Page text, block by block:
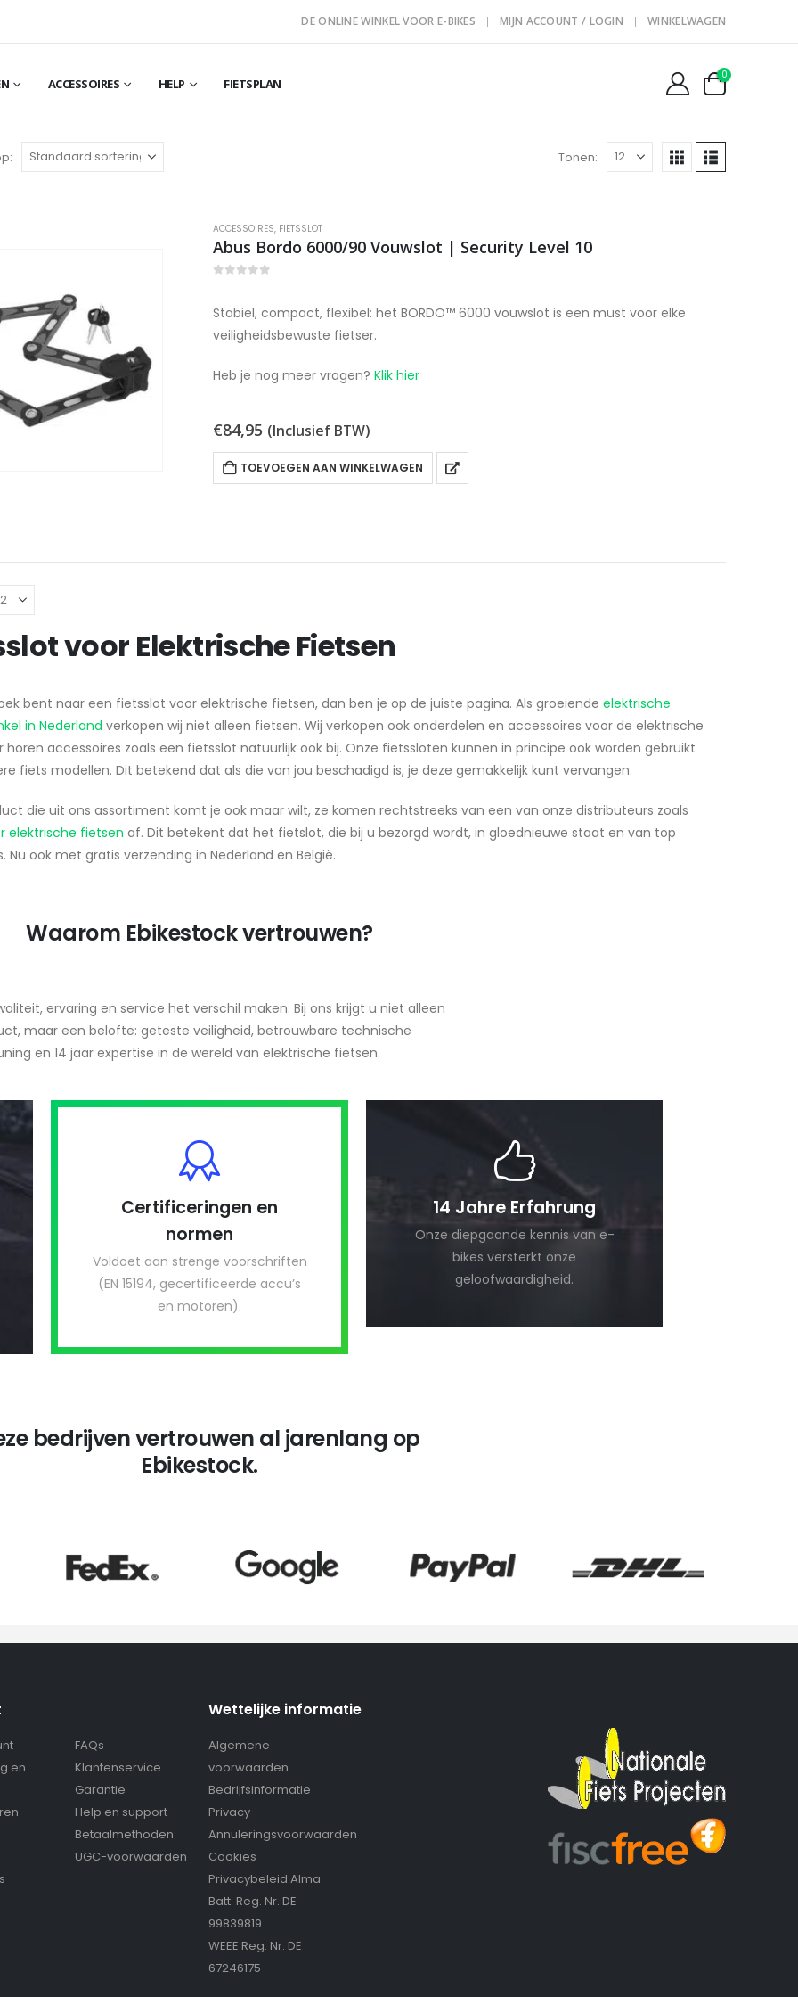
DE ONLINE WINKEL VOOR E-BIKES MIJN ACCOUNT / LOGIN WINKELWAGEN
ACCESSOIRES HELP FIETSPLAN
0
Tonen:
ACCESSOIRES, FIETSSLOT
Abus Bordo 6000/90 Vouwslot | Security Level 10
Stabiel, compact, flexibel: het BORDO™ 6000 vouwslot is een must voor elke
veiligheidsbewuste fietser.
Heb je nog meer vragen? Klik hier
€84,95 (Inclusief BTW)
TOEVOEGEN AAN WINKELWAGEN
voor Elektrische Fietsen
bent naar een fietsslot voor elektrische fietsen, dan ben je op de juiste pagina. Als groeiendeelektrische
in Nederland verkopen wij niet alleen fietsen. Wij verkopen ook onderdelen en accessoires voor de elektrische
horen accessoires zoals een fietsslot natuurlijk ook bij. Onze fietssloten kunnen in principe ook worden gebruikt
fiets modellen. Dit betekend dat als die van jou beschadigd is, je deze gemakkelijk kunt vervangen.
die uit ons assortiment komt je ook maar wilt, ze komen rechtstreeks van een van onze distributeurs zoals
elektrische fietsen af. Dit betekent dat het fietslot, die bij u bezorgd wordt, in gloednieuwe staat en van top
Nu ook met gratis verzending in Nederland en België.
Waarom Ebikestock vertrouwen?
ervaring en service het verschil maken. Bij ons krijgt u niet alleen
maar een belofte: geteste veiligheid, betrouwbare technische
en 14 jaar expertise in de wereld van elektrische fietsen.
Certificeringen en
normen
Voldoet aan strenge voorschriften
(EN 15194, gecertificeerde accu’s
en motoren).
14 Jahre Erfahrung
Onze diepgaande kennis van e-
bikes versterkt onze
geloofwaardigheid.
bedrijven vertrouwen al jarenlang op
Ebikestock.
en
FAQs
Klantenservice
Garantie
Help en support
Betaalmethoden
UGC-voorwaarden
Wettelijke informatie
Algemene
voorwaarden
Bedrijfsinformatie
Privacy
Annuleringsvoorwaarden
Cookies
Privacybeleid Alma
Batt. Reg. Nr. DE
99839819
WEEE Reg. Nr. DE
67246175